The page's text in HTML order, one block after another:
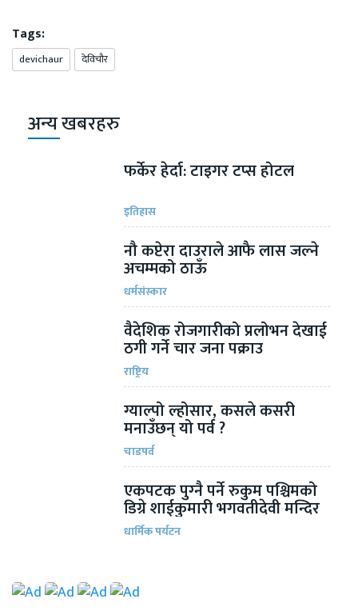
Tags:
devichaur देविचौर
अन्य खबरहरु
फर्केर हेर्दा: टाइगर टप्स होटल
इतिहास
नौ कप्टेरा दाउराले आफै लास जल्ने
अचम्मको ठाऊँ
धर्मसंस्कार
वैदेशिक रोजगारीको प्रलोभन देखाई
ठगी गर्ने चार जना पक्राउ
राष्ट्रिय
ग्याल्पो ल्होसार, कसले कसरी
मनाउँछन् यो पर्व ?
चाडपर्व
एकपटक पुग्‍नै पर्ने रुकुम पश्चिमको
डिग्रे शाईकुमारी भगवतीदेवी मन्दिर
धार्मिक पर्यटन